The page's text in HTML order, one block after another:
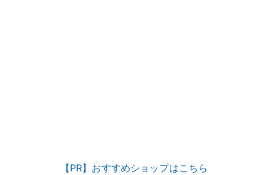
【PR】おすすめショップはこちら